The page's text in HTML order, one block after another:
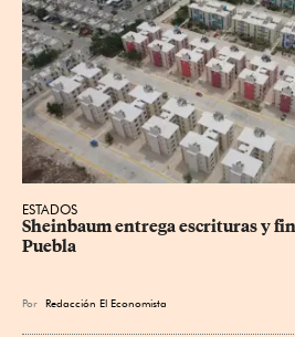
ESTADOS
Sheinbaum entrega escrituras y
Puebla
Por Redacción El Economista